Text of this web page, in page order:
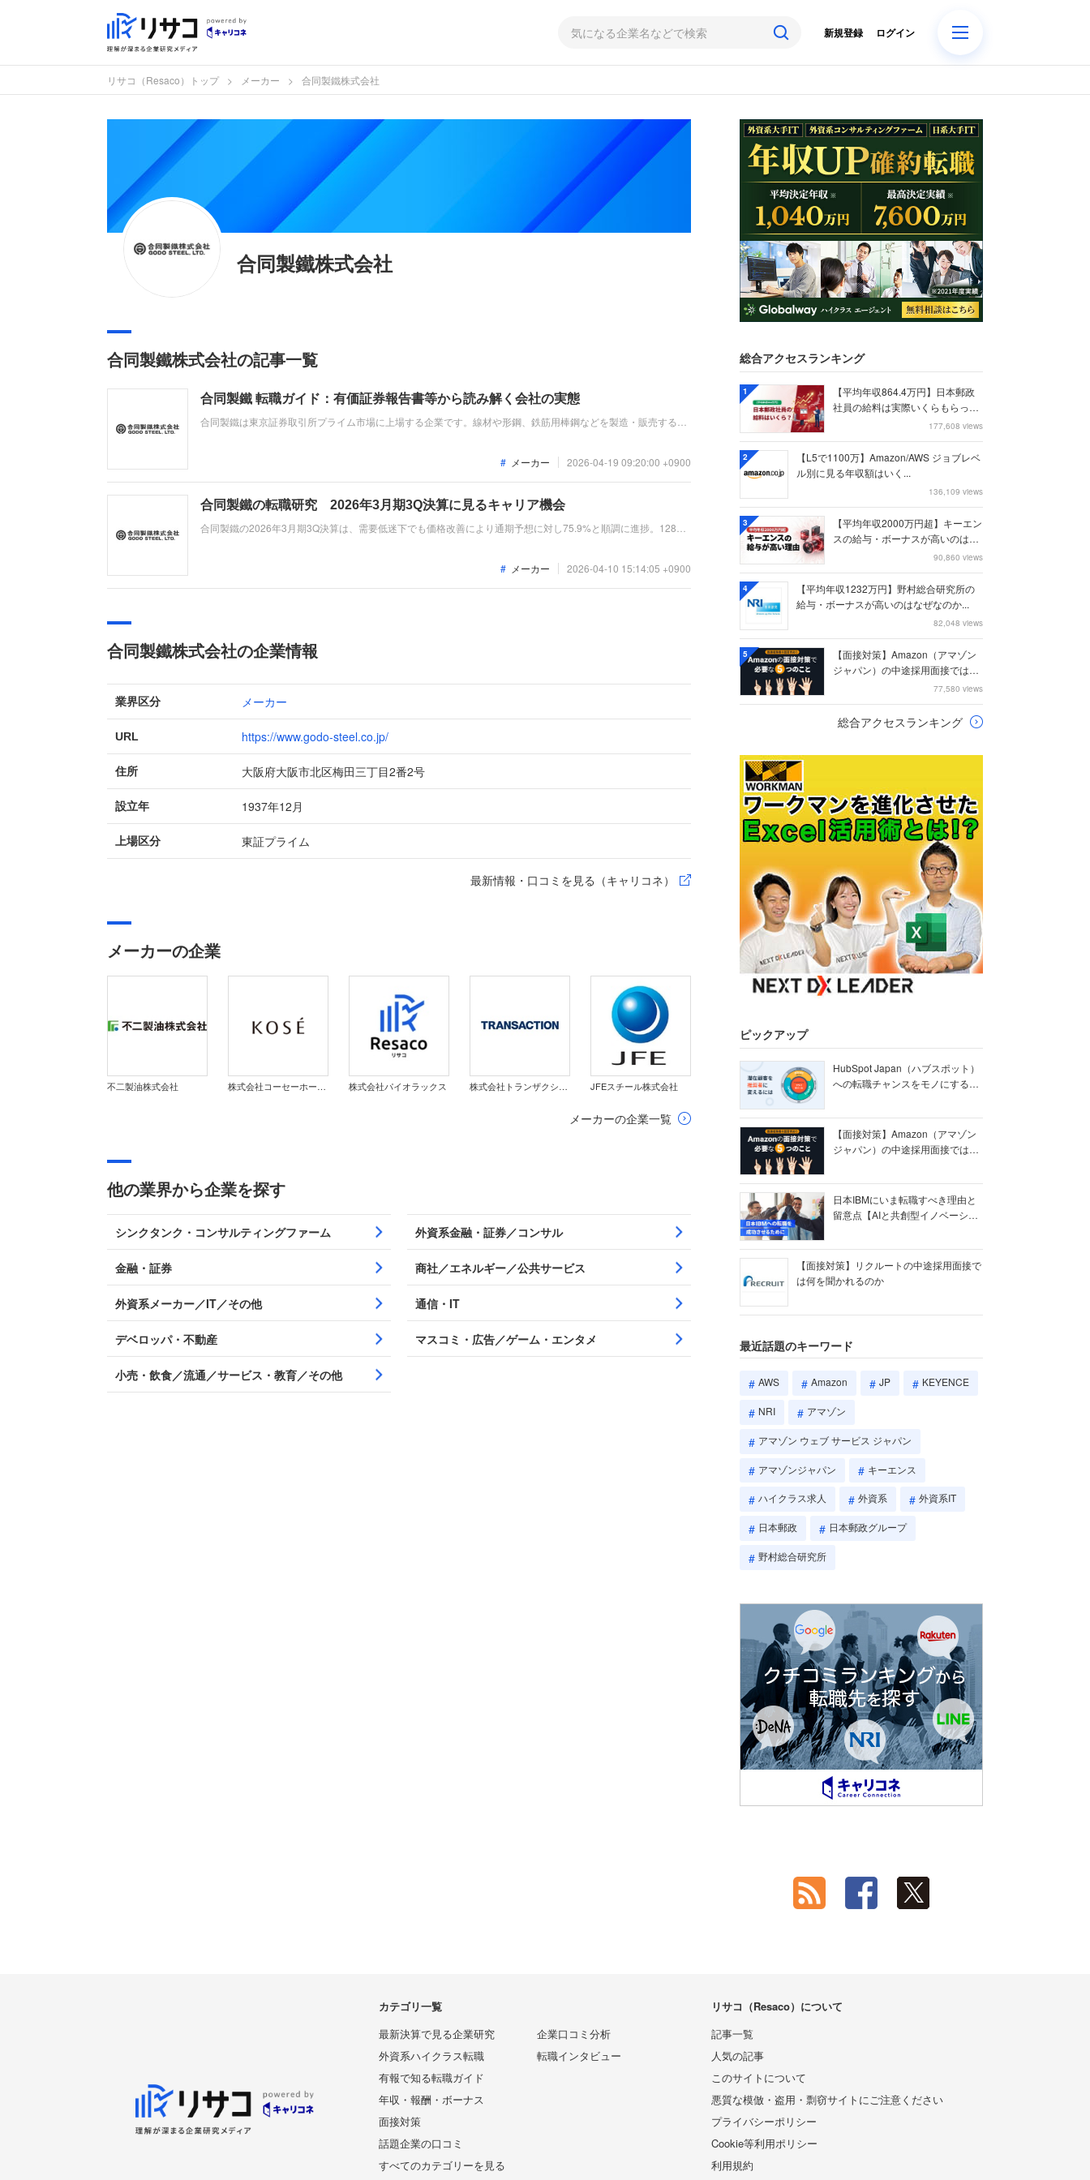
ログイン
新規登録
リサコ（Resaco）トップ メーカー 合同製鐵株式会社
合同製鐵株式会社
合同製鐵株式会社の記事一覧
合同製鐵 転職ガイド：有価証券報告書等から読み解く会社の実態
合同製鐵は東京証券取引所プライム市場に上場する企業です。線材や形鋼、鉄筋用棒鋼などを製造・販売する鉄
メーカー 2026-04-19 09:20:00 +0900
合同製鐵の転職研究 2026年3月期3Q決算に見るキャリア機会
合同製鐵の2026年3月期3Q決算は、需要低迷下でも価格改善により通期予想に対し75.9%と順調に進捗。128億
メーカー 2026-04-10 15:14:05 +0900
合同製鐵株式会社の企業情報
業界区分 メーカー
URL https://www.godo-steel.co.jp/
住所 大阪府大阪市北区梅田三丁目2番2号
設立年 1937年12月
上場区分 東証プライム
最新情報・口コミを見る（キャリコネ）
メーカーの企業
不二製油株式会社 株式会社コーセーホールディングス 株式会社パイオラックス 株式会社トランザクション JFEスチール株式会社
メーカーの企業一覧
他の業界から企業を探す
シンクタンク・コンサルティングファーム 外資系金融・証券／コンサル
金融・証券 商社／エネルギー／公共サービス
外資系メーカー／IT／その他 通信・IT
デベロッパ・不動産 マスコミ・広告／ゲーム・エンタメ
小売・飲食／流通／サービス・教育／その他
総合アクセスランキング
1
【平均年収864.4万円】日本郵政
社員の給料は実際いくらもらって
177,608 views
2
【L5で1100万】Amazon/AWS ジョブレベ
ル別に見る年収額はいく...
136,109 views
3
【平均年収2000万円超】キーエン
スの給与・ボーナスが高いのはな
90,860 views
4
【平均年収1232万円】野村総合研究所の
給与・ボーナスが高いのはなぜなのか...
82,048 views
5
【面接対策】Amazon（アマゾン
ジャパン）の中途採用面接では何
77,580 views
総合アクセスランキング
ピックアップ
HubSpot Japan（ハブスポット）
への転職チャンスをモノにする
【面接対策】Amazon（アマゾン
ジャパン）の中途採用面接では何
日本IBMにいま転職すべき理由と
留意点【AIと共創型イノベーショ
【面接対策】リクルートの中途採用面接で
は何を聞かれるのか
最近話題のキーワード
AWS Amazon JP KEYENCE
NRI アマゾン
アマゾン ウェブ サービス ジャパン
アマゾンジャパン キーエンス
ハイクラス求人 外資系 外資系IT
日本郵政 日本郵政グループ
野村総合研究所
カテゴリ一覧
最新決算で見る企業研究
外資系ハイクラス転職
有報で知る転職ガイド
年収・報酬・ボーナス
面接対策
話題企業の口コミ
企業口コミ分析
転職インタビュー
すべてのカテゴリーを見る
リサコ（Resaco）について
記事一覧
人気の記事
このサイトについて
悪質な模倣・盗用・剽窃サイトにご注意ください
プライバシーポリシー
Cookie等利用ポリシー
利用規約